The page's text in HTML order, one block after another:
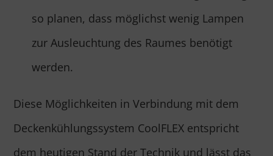
so planen, dass möglichst wenig Lampen
zur Ausleuchtung des Raumes benötigt
werden.
Diese Möglichkeiten in Verbindung mit dem
Deckenkühlungssystem CoolFLEX entspricht
dem heutigen Stand der Technik und lässt das